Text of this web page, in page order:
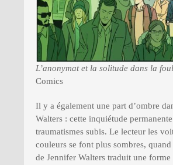
L’anonymat et la solitude dans la
Comics
Il y a également une part d’ombre
Walters : cette inquiétude
traumatismes subis. Le lecteur les
couleurs se font plus sombres,
de Jennifer Walters traduit une forme